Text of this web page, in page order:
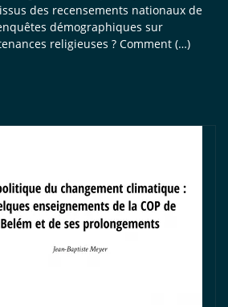
des recensements nationaux de
démographiques sur
religieuses ? Comment (…)